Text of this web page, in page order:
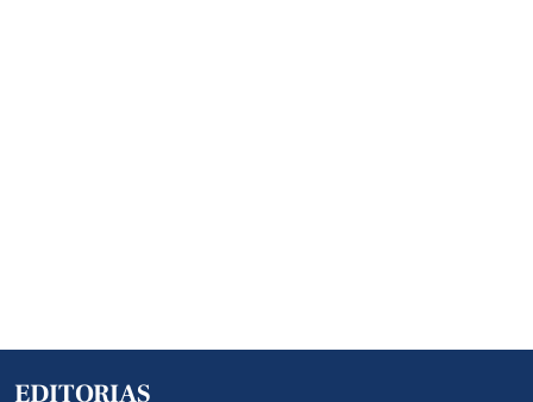
EDITORIAS